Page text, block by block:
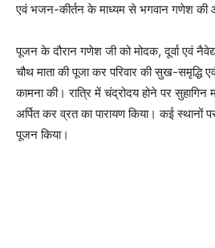
एवं भजन-कीर्तन के माध्यम से भगवान गणेश की
पूजन के दौरान गणेश जी को मोदक, दूर्वा एवं
चौथ माता की पूजा कर परिवार की सुख-समृद्धि
कामना की। रात्रि में चंद्रोदय होने पर
अर्पित कर व्रत का पारायण किया। कई
पूजन किया।